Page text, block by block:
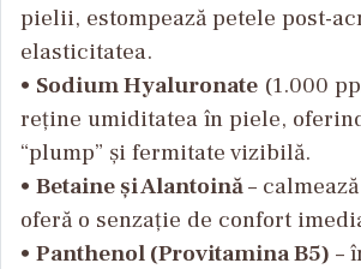
pielii, estompează petele post-
elasticitatea.
• Sodium Hyaluronate (1.000
reține umiditatea în piele,
“plump” și fermitate vizibilă.
• Betaineși Alantoină– calmeaz
oferă o senzație de confort
• Panthenol (Provitamina B5) –